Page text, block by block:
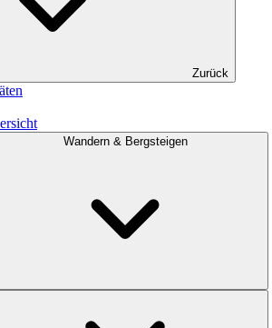
Zurück
Wandern & Bergsteigen